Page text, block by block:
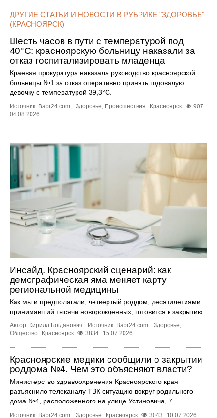
ДРУГИЕ СТАТЬИ И НОВОСТИ В РУБРИКЕ "ЗДОРОВЬЕ"
(КРАСНОЯРСК)
Шесть часов в пути с температурой под
40°C: красноярскую больницу наказали за
отказ госпитализировать младенца
Краевая прокуратура наказала руководство красноярской
больницы №1 за отказ оперативно принять годовалую
девочку с температурой 39,3°C.
Источник: Babr24.com. Здоровье, Происшествия Красноярск
907
04.08.2026
Инсайд. Красноярский сценарий: как
демографическая яма меняет карту
региональной медицины
Как мы и предполагали, четвертый роддом, десятилетиями
принимавший тысячи новорожденных, готовится к закрытию.
Автор: Кирилл Богданович. Источник: Babr24.com. Здоровье,
Общество
Красноярск 3834 15.07.2026
Красноярские медики сообщили о закрытии
роддома №4. Чем это объясняют власти?
Министерство здравоохранения Красноярского края
разъяснило телеканалу ТВК ситуацию вокруг родильного
дома №4, расположенного на улице Устиновича, 7.
Источник: Babr24.com. Здоровье Красноярск 3043 10.07.2026